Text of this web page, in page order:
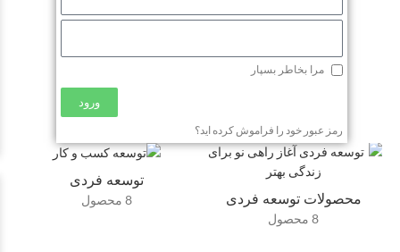
مرا بخاطر بسپار
ورود
رمز عبور خود را فراموش کرده اید؟
محصولات توسعه فردی
8 محصول
توسعه فردی
8 محصول